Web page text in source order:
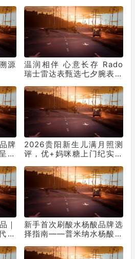
源
温润相伴 心意长存 Rado
瑞士雷达表甄选七夕腕表臻
2026贵阳新生儿满月照测
评，优+妈咪糖上门纪实摄
｜
领
新手首次刷酸水杨酸品牌选
择指南——普米纳水杨酸解